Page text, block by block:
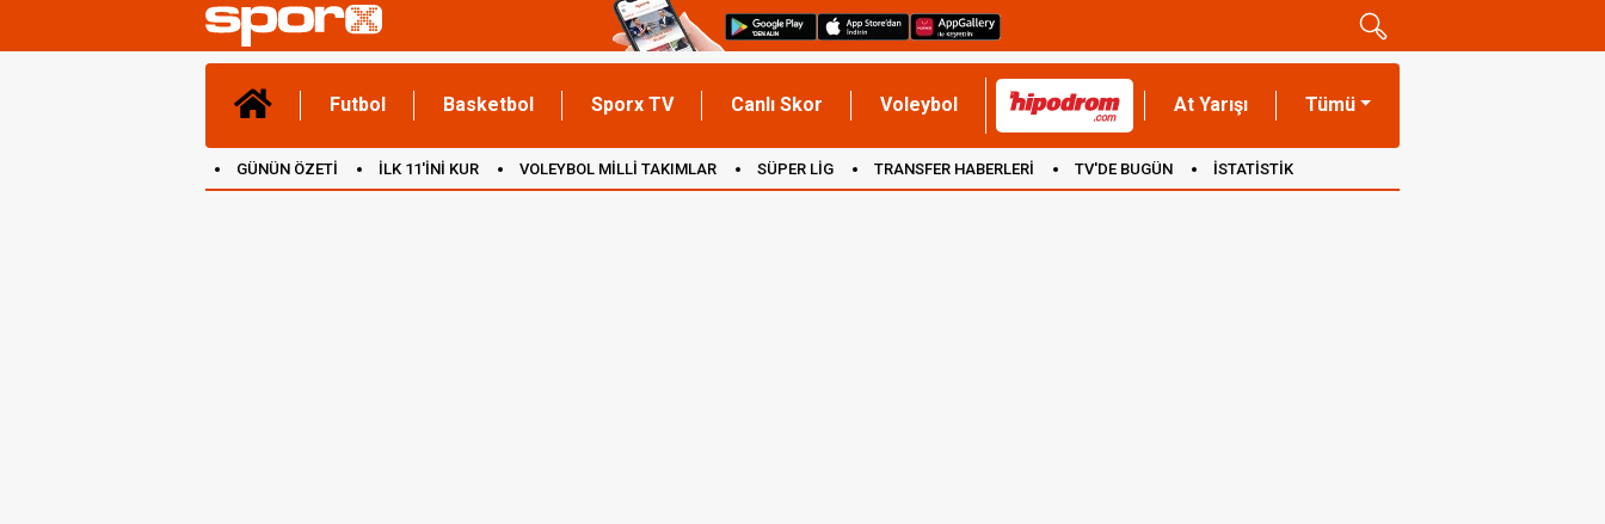
Futbol Basketbol Sporx TV Canlı Skor Voleybol At Yarışı Tümü
GÜNÜN ÖZETİ İLK 11'İNİ KUR VOLEYBOL MİLLİ TAKIMLAR SÜPER LİG TRANSFER HABERLERİ TV'DE BUGÜN İSTATİSTİK